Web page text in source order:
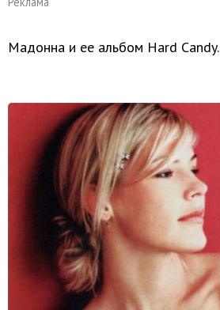
Мадонна и ее альбом Hard Candy.